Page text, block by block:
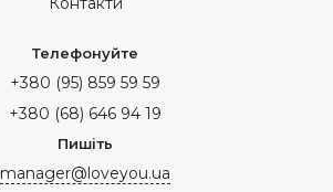
Телефонуйте
+380 (95) 859 59 59
+380 (68) 646 94 19
Пишіть
manager@loveyou.ua